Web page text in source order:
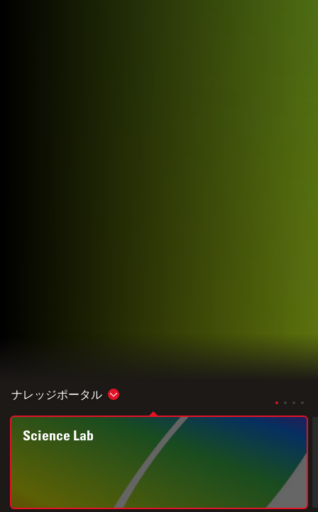
ナレッジポータル Show subnavigation
Science Lab